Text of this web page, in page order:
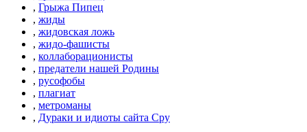
, Грыжа Пипец
, жиды
, жидовская ложь
, жидо-фашисты
, коллаборационисты
, предатели нашей Родины
, русофобы
, плагиат
, метроманы
, Дураки и идиоты сайта Сру